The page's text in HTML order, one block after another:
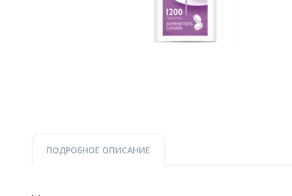
ПОДРОБНОЕ ОПИСАНИЕ